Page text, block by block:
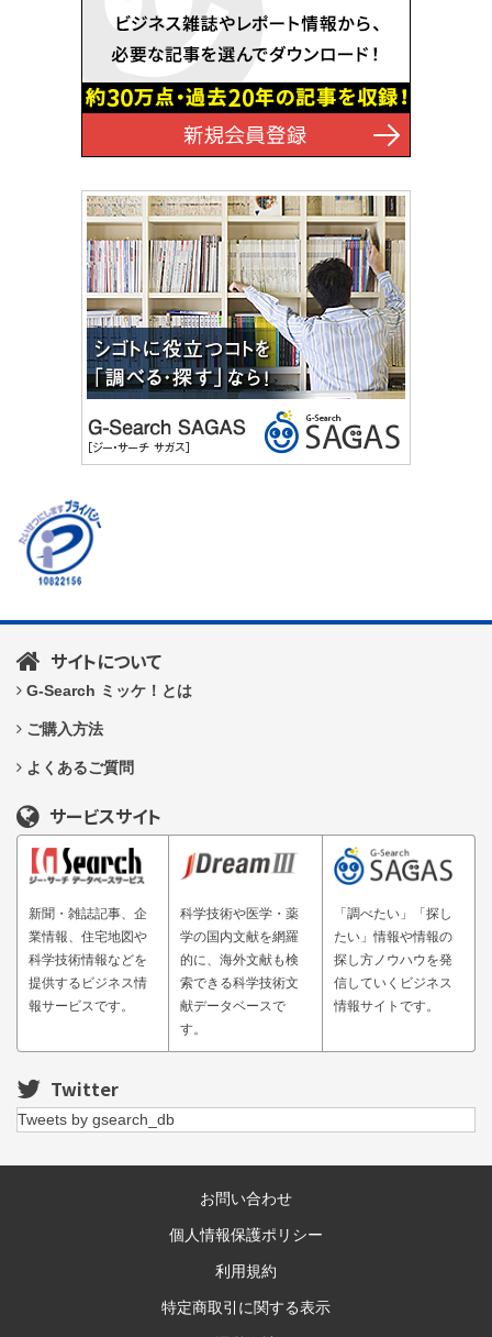
サイトについて
G-Search ミッケ！とは
ご購入方法
よくあるご質問
サービスサイト
新聞・雑誌記事、企
業情報、住宅地図や
科学技術情報などを
提供するビジネス情
報サービスです。
科学技術や医学・薬
学の国内文献を網羅
的に、海外文献も検
索できる科学技術文
献データベースで
す。
「調べたい」「探し
たい」情報や情報の
探し方ノウハウを発
信していくビジネス
情報サイトです。
Twitter
Tweets by gsearch_db
お問い合わせ
個人情報保護ポリシー
利用規約
特定商取引に関する表示